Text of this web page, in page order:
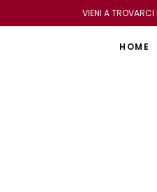
VIENI A TROVARCI
HOME